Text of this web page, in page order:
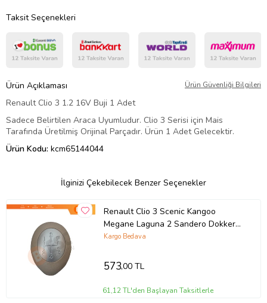
Taksit Seçenekleri
Ürün Açıklaması Ürün Güvenliği Bilgileri
Renault Clio 3 1.2 16V Buji 1 Adet
Sadece Belirtilen Araca Uyumludur. Clio 3 Serisi için Mais
Tarafında Üretilmiş Orijinal Parçadır. Ürün 1 Adet Gelecektir.
Ürün Kodu: kcm65144044
İlginizi Çekebilecek Benzer Seçenekler
Renault Clio 3 Scenic Kangoo
Megane Laguna 2 Sandero Dokker
8200596157 İçin Bej Krom Vites
Kargo Bedava
573,00 TL
61,12 TL'den Başlayan Taksitlerle